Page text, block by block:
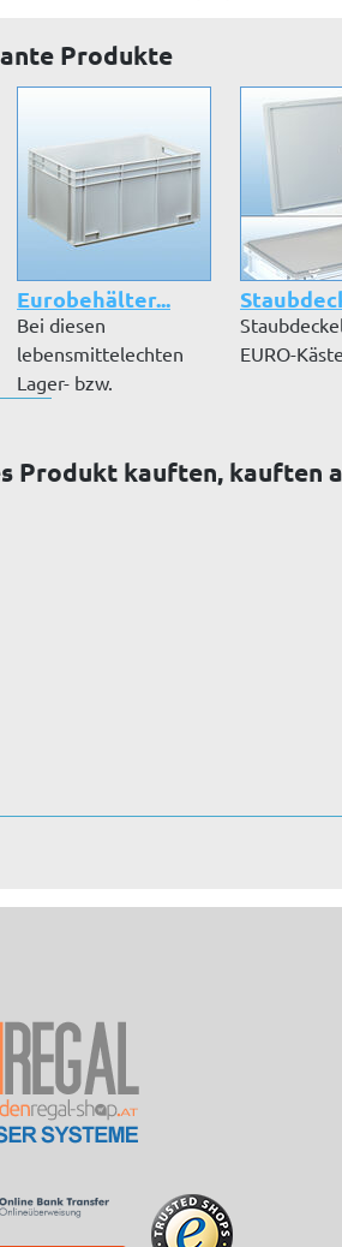
Produkte
Eurobehälter...
Bei diesen
lebensmittelechten
Lager- bzw.
EURO-
Produkt kauften, kauften